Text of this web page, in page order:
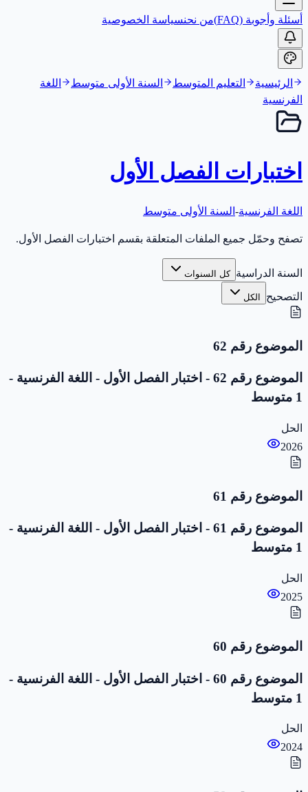
أسئلة وأجوبة (FAQ) من نحنسياسة الخصوصية
الرئيسية التعليم المتوسط السنة الأولى متوسط
اللغة
الفرنسية
اختبارات الفصل الأول
اللغة الفرنسية- السنة الأولى متوسط
تصفح وحمّل جميع الملفات المتعلقة بقسم اختبارات الفصل الأول.
السنة الدراسية كل السنوات
التصحيح الكل
الموضوع رقم 62
الموضوع رقم 62 - اختبار الفصل الأول - اللغة الفرنسية -
1 متوسط
الحل
2026
الموضوع رقم 61
الموضوع رقم 61 - اختبار الفصل الأول - اللغة الفرنسية -
1 متوسط
الحل
2025
الموضوع رقم 60
الموضوع رقم 60 - اختبار الفصل الأول - اللغة الفرنسية -
1 متوسط
الحل
2024